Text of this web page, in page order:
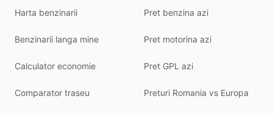
Harta benzinarii
Benzinarii langa mine
Calculator economie
Comparator traseu
Pret benzina azi
Pret motorina azi
Pret GPL azi
Preturi Romania vs Europa